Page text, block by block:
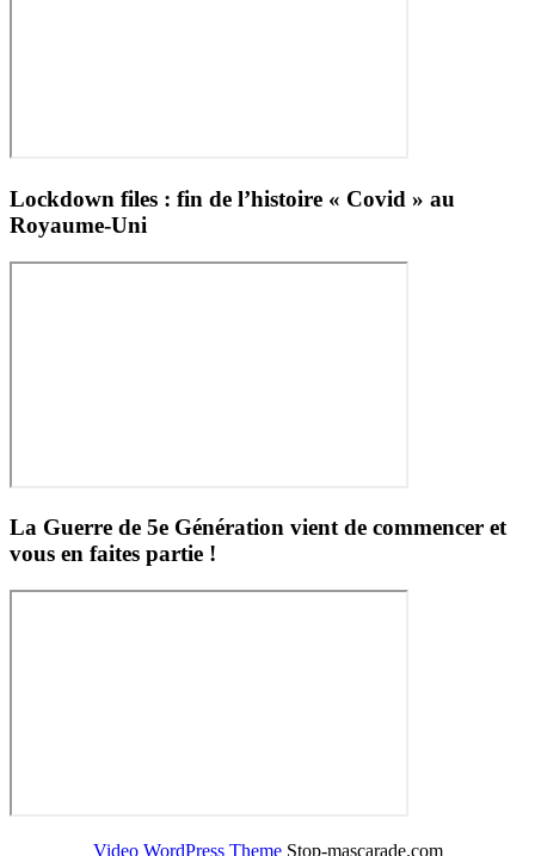
Lockdown files : fin de l’histoire « Covid » au
Royaume-Uni
La Guerre de 5e Génération vient de commencer et
vous en faites partie !
Video WordPress ThemeStop-mascarade.com